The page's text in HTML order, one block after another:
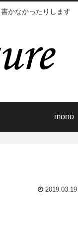
かなかったりします
mono
2019.03.19